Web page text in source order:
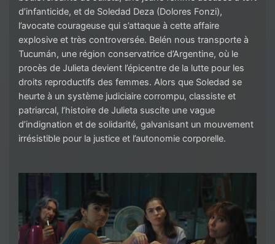
d’infanticide, et de Soledad Deza (Dolores Fonzi),
l’avocate courageuse qui s’attaque à cette affaire
explosive et très controversée. Belén nous transporte à
Tucumán, une région conservatrice d’Argentine, où le
procès de Julieta devient l’épicentre de la lutte pour les
droits reproductifs des femmes. Alors que Soledad se
heurte à un système judiciaire corrompu, classiste et
patriarcal, l’histoire de Julieta suscite une vague
d’indignation et de solidarité, galvanisant un mouvement
irrésistible pour la justice et l’autonomie corporelle.